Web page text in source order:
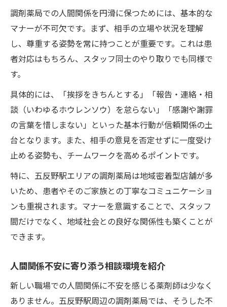
調剤薬局での人間関係を円滑に保つためには、基本的な
マナーが不可欠です。まず、相手の立場や状況を理解
し、尊重する姿勢を常に持つことが重要です。これは患
者対応はもちろん、スタッフ同士のやり取りでも同様で
す。
具体的には、「挨拶をきちんとする」「報告・連絡・相
談（いわゆるホウレンソウ）を怠らない」「感謝や謝罪
の言葉を惜しまない」といった基本行動が信頼関係の土
台となります。また、相手の意見を否定せずに一度受け
止める姿勢も、チームワークを高めるポイントです。
特に、五反野駅エリアの調剤薬局は地域密着型店舗が多
いため、患者やそのご家族との丁寧なコミュニケーショ
ンも重視されます。マナーを意識することで、スタッフ
間だけでなく、地域社会との良好な関係性も築くことが
できます。
人間関係不安に寄り添う相談環境を紹介
新しい職場での人間関係に不安を感じる薬剤師は少なく
ありません。五反野駅周辺の調剤薬局では、そうした不